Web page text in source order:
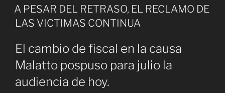
EL
A PESAR DEL RETRASO, EL RECLAMO DE
LAS VICTIMAS CONTINUA
El cambio de fiscal en la causa
Malatto pospuso para julio la
audiencia de hoy.